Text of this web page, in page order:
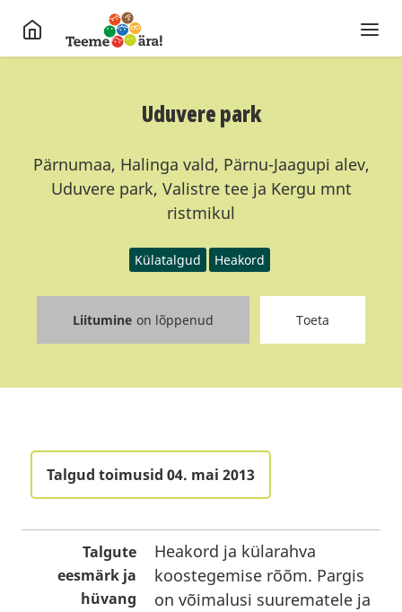
Uduvere park
Pärnumaa, Halinga vald, Pärnu-Jaagupi alev,
Uduvere park, Valistre tee ja Kergu mnt
ristmikul
Külatalgud Heakord
Liitumine on lõppenud Toeta
Talgud toimusid 04. mai 2013
Talgute
eesmärk ja
hüvang
Heakord ja külarahva
koostegemise rõõm. Pargis
on võimalusi suurematele ja